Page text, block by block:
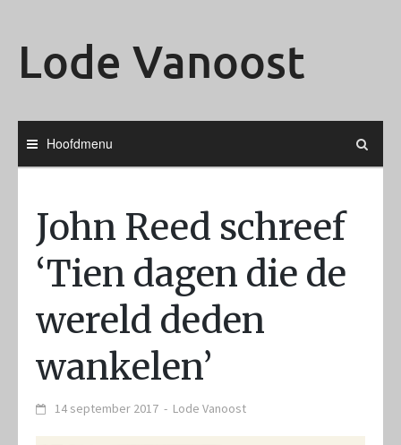
Lode Vanoost
Hoofdmenu
John Reed schreef
‘Tien dagen die de
wereld deden
wankelen’
14 september 2017 - Lode Vanoost